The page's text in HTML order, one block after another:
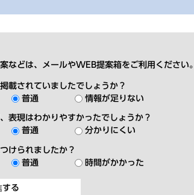
などは、メールやWEB提案箱をご利用ください。
載されていましたでしょうか？
普通 情報が足りない
表現はわかりやすかったでしょうか？
普通 分かりにくい
けられましたか？
普通 時間がかかった